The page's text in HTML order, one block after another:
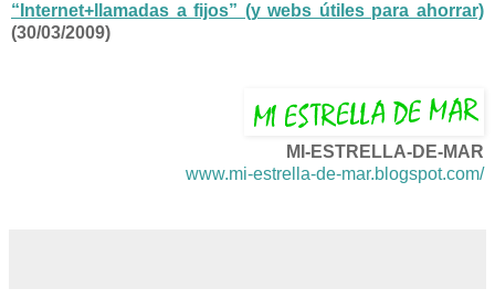
“Internet+llamadas a fijos” (y webs útiles para ahorrar)
(30/03/2009)
MI-ESTRELLA-DE-MAR
www.mi-estrella-de-mar.blogspot.com/